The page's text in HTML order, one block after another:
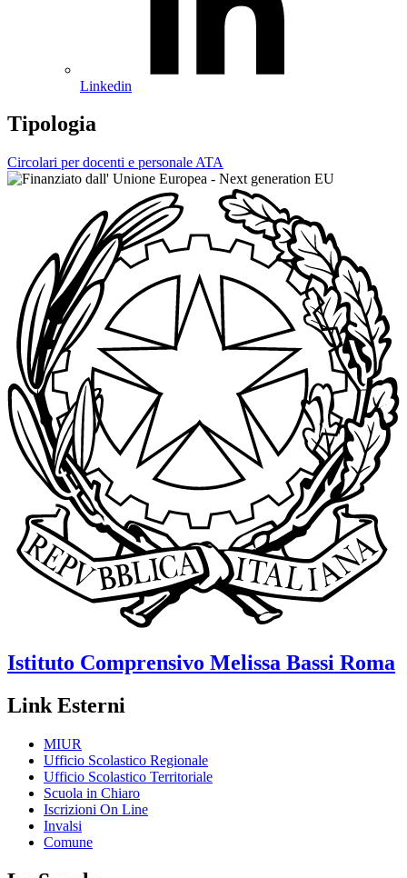
Linkedin
Tipologia
Circolari per docenti e personale ATA
Istituto Comprensivo Melissa Bassi Roma
Link Esterni
MIUR
Ufficio Scolastico Regionale
Ufficio Scolastico Territoriale
Scuola in Chiaro
Iscrizioni On Line
Invalsi
Comune